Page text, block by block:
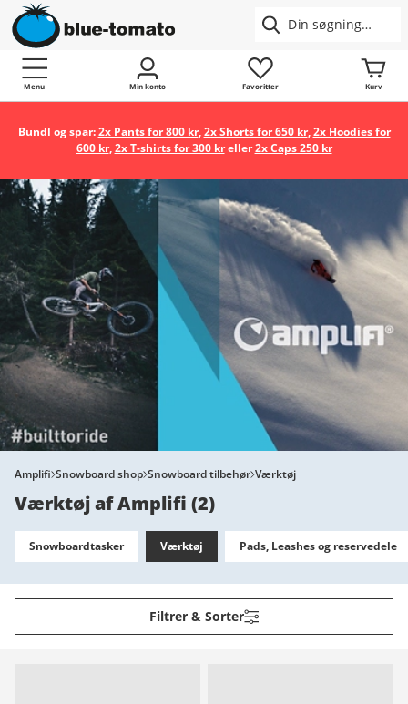
Menu Min konto Favoritter Kurv
Bundl og spar:2x Pants for 800 kr,2x Shorts for 650 kr,2x Hoodies for
600 kr,2x T-shirts for 300 kreller2x Caps 250 kr
Amplifi Snowboard shop Snowboard tilbehør Værktøj
Værktøj af Amplifi (2)
Snowboardtasker Værktøj Pads, Leashes og reservedele
Filtrer & Sorter